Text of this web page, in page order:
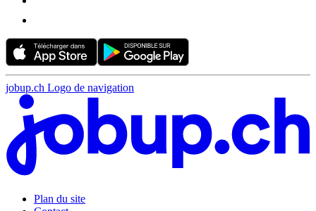
jobup.ch Logo de navigation
Plan du site